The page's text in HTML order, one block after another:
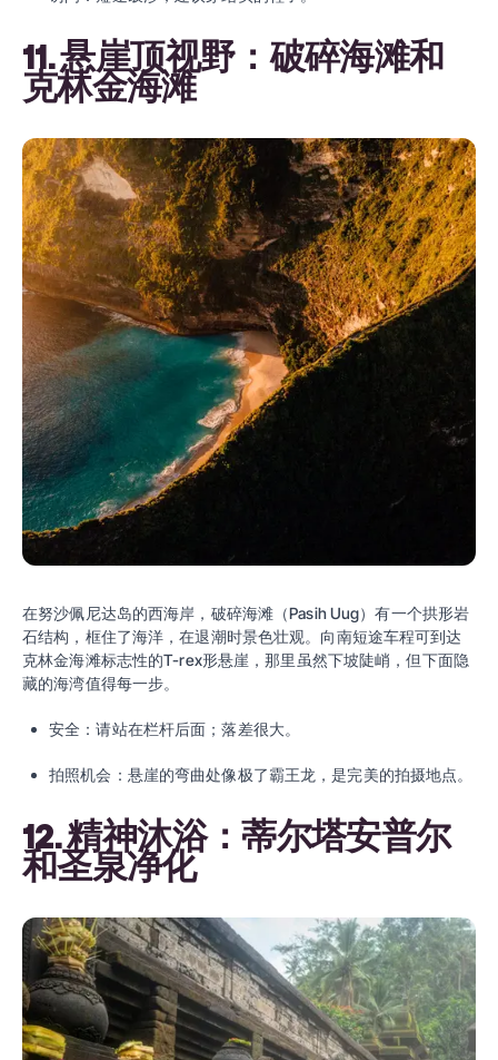
11. 悬崖顶视野：破碎海滩和
克林金海滩
在努沙佩尼达岛的西海岸，破碎海滩（Pasih Uug）有一个拱形岩
石结构，框住了海洋，在退潮时景色壮观。向南短途车程可到达
克林金海滩标志性的T-rex形悬崖，那里虽然下坡陡峭，但下面隐
藏的海湾值得每一步。
安全：请站在栏杆后面；落差很大。
拍照机会：悬崖的弯曲处像极了霸王龙，是完美的拍摄地点。
12. 精神沐浴：蒂尔塔安普尔
和圣泉净化